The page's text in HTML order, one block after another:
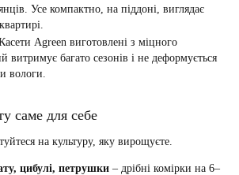
Усе компактно, на піддоні, виглядає
Agreen виготовлені з міцного
витримує багато сезонів і не деформується
вологи.
саме для себе
на культуру, яку вирощуєте.
цибулі, петрушки – дрібні комірки на 6–